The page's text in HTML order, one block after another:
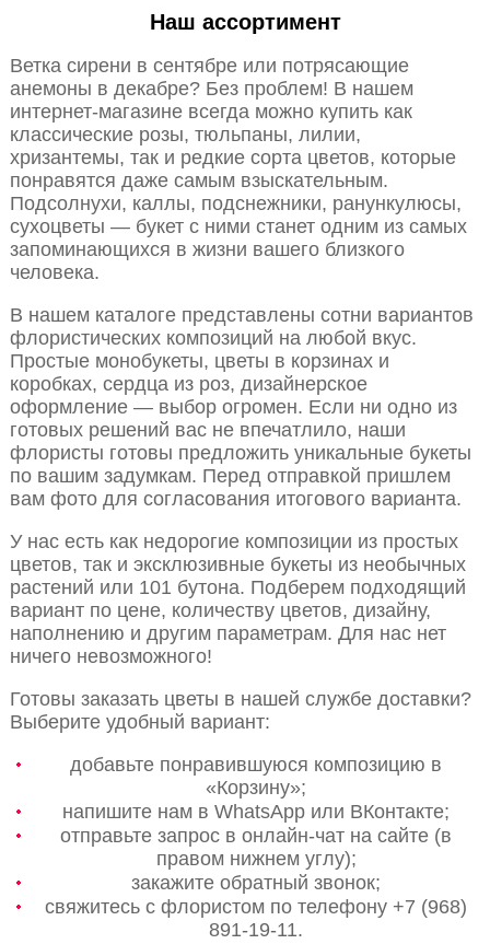
Наш ассортимент
Ветка сирени в сентябре или потрясающие
анемоны в декабре? Без проблем! В нашем
интернет-магазине всегда можно купить как
классические розы, тюльпаны, лилии,
хризантемы, так и редкие сорта цветов, которые
понравятся даже самым взыскательным.
Подсолнухи, каллы, подснежники, ранункулюсы,
сухоцветы — букет с ними станет одним из самых
запоминающихся в жизни вашего близкого
человека.
В нашем каталоге представлены сотни вариантов
флористических композиций на любой вкус.
Простые монобукеты, цветы в корзинах и
коробках, сердца из роз, дизайнерское
оформление — выбор огромен. Если ни одно из
готовых решений вас не впечатлило, наши
флористы готовы предложить уникальные букеты
по вашим задумкам. Перед отправкой пришлем
вам фото для согласования итогового варианта.
У нас есть как недорогие композиции из простых
цветов, так и эксклюзивные букеты из необычных
растений или 101 бутона. Подберем подходящий
вариант по цене, количеству цветов, дизайну,
наполнению и другим параметрам. Для нас нет
ничего невозможного!
Готовы заказать цветы в нашей службе доставки?
Выберите удобный вариант:
добавьте понравившуюся композицию в
«Корзину»;
напишите нам в WhatsApp или ВКонтакте;
отправьте запрос в онлайн-чат на сайте (в
правом нижнем углу);
закажите обратный звонок;
свяжитесь с флористом по телефону +7 (968)
891-19-11.